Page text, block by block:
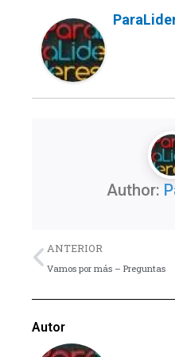
Author:
Previo
ANTERIOR
Vamos por más – Preguntas
Autor